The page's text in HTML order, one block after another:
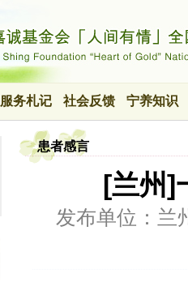
服务札记 社会反馈 宁养知识
患者感言
[兰州]
发布单位：兰